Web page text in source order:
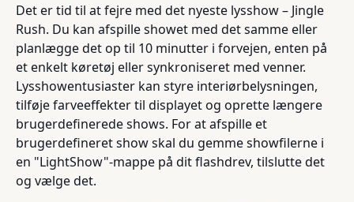
Det er tid til at fejre med det nyeste lysshow – Jingle
Rush. Du kan afspille showet med det samme eller
planlægge det op til 10 minutter i forvejen, enten på
et enkelt køretøj eller synkroniseret med venner.
Lysshowentusiaster kan styre interiørbelysningen,
tilføje farveeffekter til displayet og oprette længere
brugerdefinerede shows. For at afspille et
brugerdefineret show skal du gemme showfilerne i
en "LightShow"-mappe på dit flashdrev, tilslutte det
og vælge det.